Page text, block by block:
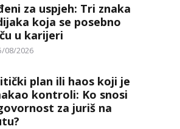
za uspjeh: Tri znaka
koja se posebno
u karijeri
08/2026
plan ili haos koji je
kontroli: Ko snosi
za juriš na